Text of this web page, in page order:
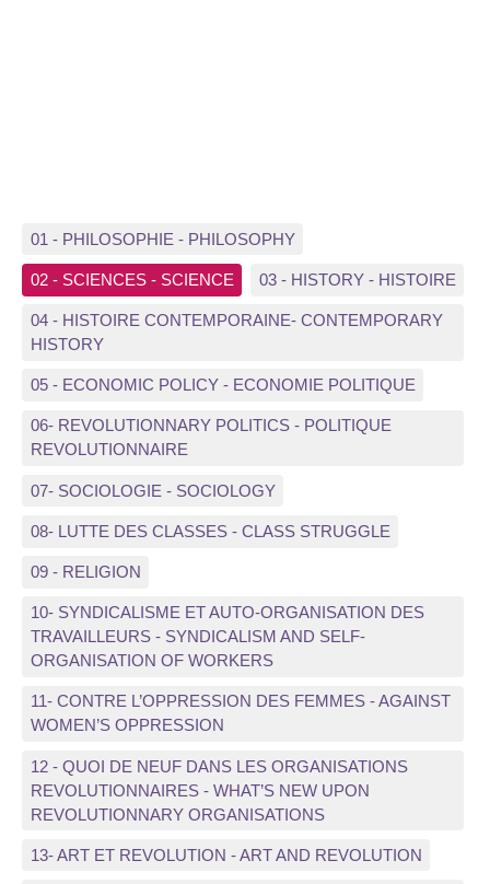
01 - PHILOSOPHIE - PHILOSOPHY
02 - SCIENCES - SCIENCE 03 - HISTORY - HISTOIRE
04 - HISTOIRE CONTEMPORAINE- CONTEMPORARY
HISTORY
05 - ECONOMIC POLICY - ECONOMIE POLITIQUE
06- REVOLUTIONNARY POLITICS - POLITIQUE
REVOLUTIONNAIRE
07- SOCIOLOGIE - SOCIOLOGY
08- LUTTE DES CLASSES - CLASS STRUGGLE
09 - RELIGION
10- SYNDICALISME ET AUTO-ORGANISATION DES
TRAVAILLEURS - SYNDICALISM AND SELF-
ORGANISATION OF WORKERS
11- CONTRE L’OPPRESSION DES FEMMES - AGAINST
WOMEN’S OPPRESSION
12 - QUOI DE NEUF DANS LES ORGANISATIONS
REVOLUTIONNAIRES - WHAT’S NEW UPON
REVOLUTIONNARY ORGANISATIONS
13- ART ET REVOLUTION - ART AND REVOLUTION